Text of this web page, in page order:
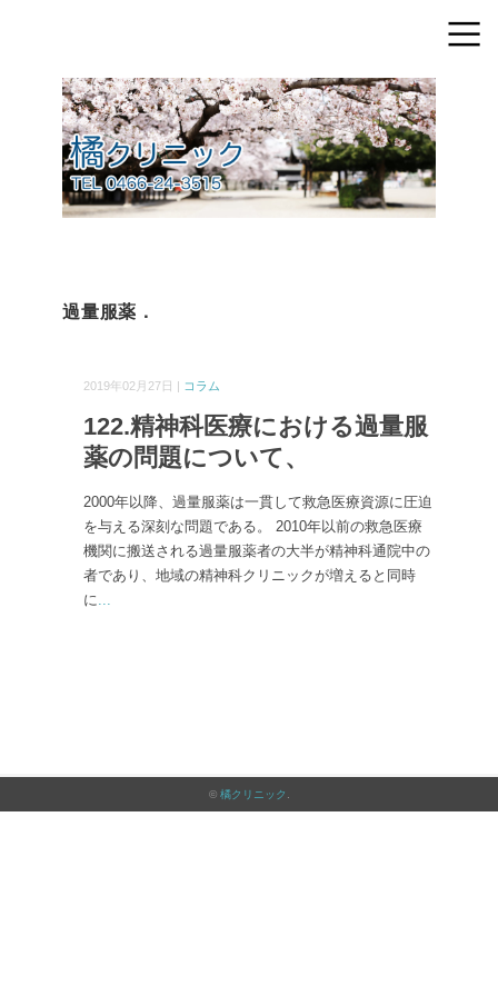
過量服薬．
2019年02月27日 | コラム
122.精神科医療における過量服
薬の問題について、
2000年以降、過量服薬は一貫して救急医療資源に圧迫
を与える深刻な問題である。 2010年以前の救急医療
機関に搬送される過量服薬者の大半が精神科通院中の
者であり、地域の精神科クリニックが増えると同時
に...
© 橘クリニック